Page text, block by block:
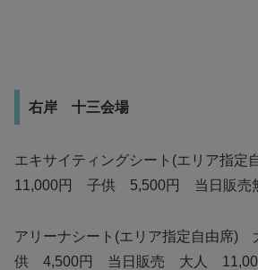
右岸 十三会場
エキサイティングシート(エリア指
11,000円 子供 5,500円 当日販売
アリーナシート(エリア指定自由
供 4,500円 当日販売 大人